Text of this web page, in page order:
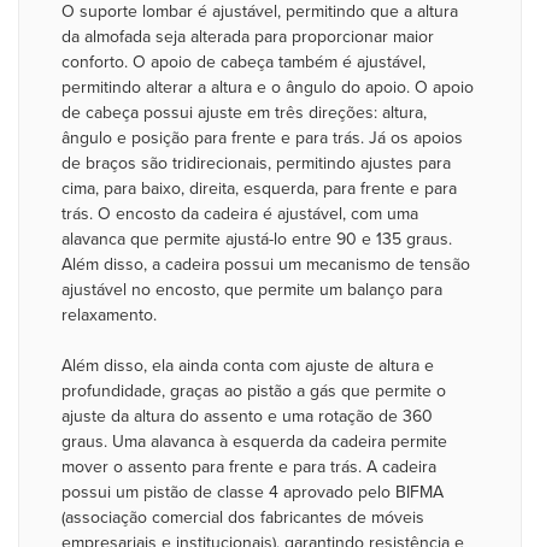
O suporte lombar é ajustável, permitindo que a altura
da almofada seja alterada para proporcionar maior
conforto. O apoio de cabeça também é ajustável,
permitindo alterar a altura e o ângulo do apoio. O apoio
de cabeça possui ajuste em três direções: altura,
ângulo e posição para frente e para trás. Já os apoios
de braços são tridirecionais, permitindo ajustes para
cima, para baixo, direita, esquerda, para frente e para
trás. O encosto da cadeira é ajustável, com uma
alavanca que permite ajustá-lo entre 90 e 135 graus.
Além disso, a cadeira possui um mecanismo de tensão
ajustável no encosto, que permite um balanço para
relaxamento.
Além disso, ela ainda conta com ajuste de altura e
profundidade, graças ao pistão a gás que permite o
ajuste da altura do assento e uma rotação de 360
graus. Uma alavanca à esquerda da cadeira permite
mover o assento para frente e para trás. A cadeira
possui um pistão de classe 4 aprovado pelo BIFMA
(associação comercial dos fabricantes de móveis
empresariais e institucionais), garantindo resistência e